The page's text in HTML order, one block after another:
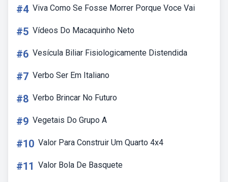
#4 Viva Como Se Fosse Morrer Porque Voce Vai
#5 Vídeos Do Macaquinho Neto
#6 Vesícula Biliar Fisiologicamente Distendida
#7 Verbo Ser Em Italiano
#8 Verbo Brincar No Futuro
#9 Vegetais Do Grupo A
#10 Valor Para Construir Um Quarto 4x4
#11 Valor Bola De Basquete